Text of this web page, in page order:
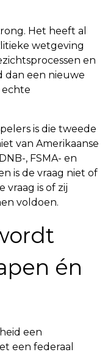
Het heeft al
wetgeving
en
dan een nieuwe
echte
is die tweede
van Amerikaanse
, FSMA- en
is de vraag niet of
vraag is of zij
voldoen.
én
een
een federaal